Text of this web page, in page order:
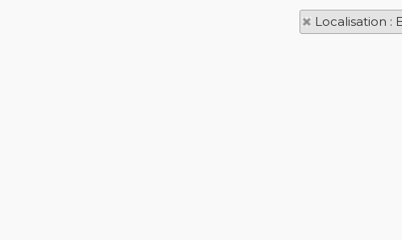
Localisation :